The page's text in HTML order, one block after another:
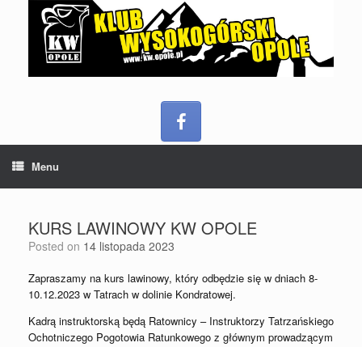
Menu
KURS LAWINOWY KW OPOLE
Posted on 14 listopada 2023
Zapraszamy na kurs lawinowy, który odbędzie się w dniach 8-
10.12.2023 w Tatrach w dolinie Kondratowej.
Kadrą instruktorską będą Ratownicy – Instruktorzy Tatrzańskiego
Ochotniczego Pogotowia Ratunkowego z głównym prowadzącym